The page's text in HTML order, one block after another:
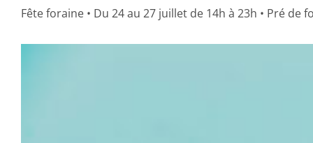
Fête foraine • Du 24 au 27 juillet de 14h à 23h • Pré de